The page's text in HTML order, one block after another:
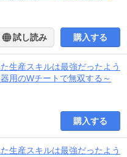
試し読み 購入する
生産スキルは最強だったよう
用のWチートで無双する～
購入する
生産スキルは最強だったよう